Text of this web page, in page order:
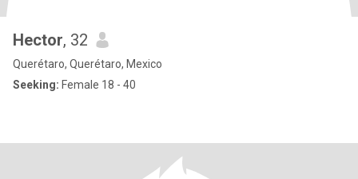
Hector, 32
Querétaro, Querétaro, Mexico
Seeking: Female 18 - 40